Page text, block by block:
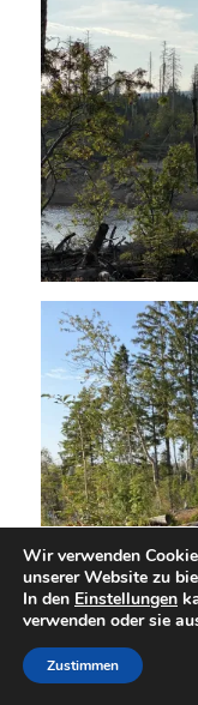
Wir verwenden
unserer Website zu
In den Einstellungen
verwenden oder sie
Zustimmen